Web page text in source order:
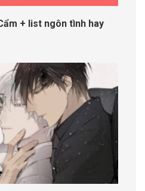
+ list ngôn tình hay